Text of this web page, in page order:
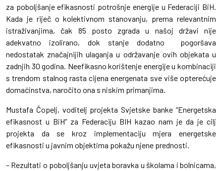
za poboljšanje efikasnosti potrošnje energije u Federaciji BiH.
Kada je riječ o kolektivnom stanovanju, prema relevantnim
istraživanjima, čak 85 posto zgrada u našoj državi nije
adekvatno izolirano, dok stanje dodatno pogoršava
nedostatak značajnijih ulaganja u održavanje ovih objekata u
zadnjih 30 godina. Neefikasno korištenje energije u kombinaciji
s trendom stalnog rasta cijena energenata sve više opterećuje
domaćinstva, naročito ona s niskim primanjima.
Mustafa Čopelj, voditelj projekta Svjetske banke “Energetska
efikasnost u BiH” za Federaciju BIH kazao nam je da je cilj
projekta da se kroz implementaciju mjera energetske
efikasnosti u javnim objektima pokažu njene prednosti.
– Rezultati o poboljšanju uvjeta boravka u školama i bolnicama,